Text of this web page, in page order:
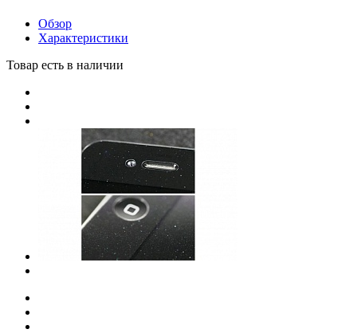
Обзор
Характеристики
Товар есть в наличии